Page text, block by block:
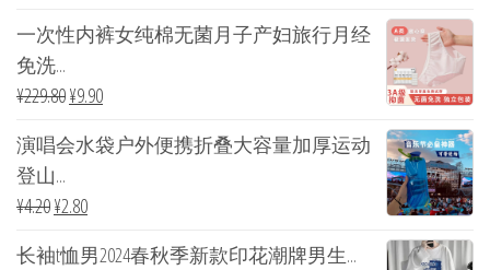
一次性内裤女纯棉无菌月子产妇旅行月经
免洗...
¥229.80¥9.90
演唱会水袋户外便携折叠大容量加厚运动
登山...
¥4.20¥2.80
长袖t恤男2024春秋季新款印花潮牌男生...